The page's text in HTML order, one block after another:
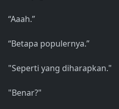
“Aaah.”
“Betapa populernya.”
"Seperti yang diharapkan."
"Benar?"